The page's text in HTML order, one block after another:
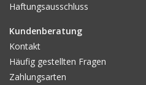
Haftungsausschluss
Kundenberatung
Kontakt
Häufig gestellten Fragen
Zahlungsarten